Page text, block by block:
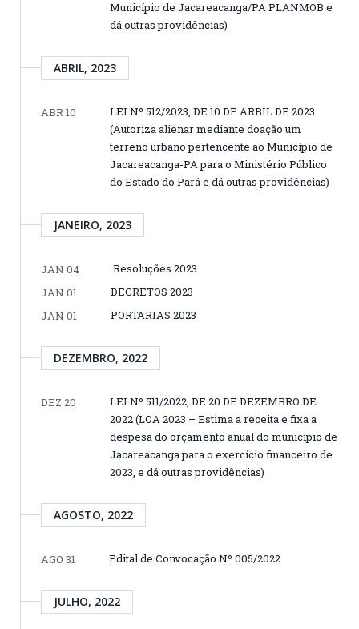
Município de Jacareacanga/PA PLANMOB e
dá outras providências)
ABRIL, 2023
ABR 10
LEI Nº 512/2023, DE 10 DE ARBIL DE 2023
(Autoriza alienar mediante doação um
terreno urbano pertencente ao Município de
Jacareacanga-PA para o Ministério Público
do Estado do Pará e dá outras providências)
JANEIRO, 2023
JAN 04
Resoluções 2023
JAN 01
DECRETOS 2023
JAN 01
PORTARIAS 2023
DEZEMBRO, 2022
DEZ 20
LEI Nº 511/2022, DE 20 DE DEZEMBRO DE
2022 (LOA 2023 – Estima a receita e fixa a
despesa do orçamento anual do município de
Jacareacanga para o exercício financeiro de
2023, e dá outras providências)
AGOSTO, 2022
AGO 31 Edital de Convocação Nº 005/2022
JULHO, 2022